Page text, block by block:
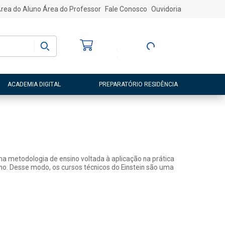
do Aluno Área do Professor Fale Conosco Ouvidoria
Entre ou Cadastre-
ACADEMIA DIGITAL PREPARATÓRIO RESIDÊNCIA
metodologia de ensino voltada à aplicação na prática
Desse modo, os cursos técnicos do Einstein são uma